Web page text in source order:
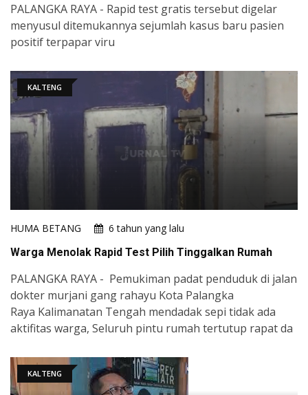
PALANGKA RAYA - Rapid test gratis tersebut digelar
menyusul ditemukannya sejumlah kasus baru pasien
positif terpapar viru
KALTENG
HUMA BETANG
6 tahun yang lalu
Warga Menolak Rapid Test Pilih Tinggalkan Rumah
PALANGKA RAYA - Pemukiman padat penduduk di jalan
dokter murjani gang rahayu Kota Palangka
Raya Kalimanatan Tengah mendadak sepi tidak ada
aktifitas warga, Seluruh pintu rumah tertutup rapat da
KALTENG